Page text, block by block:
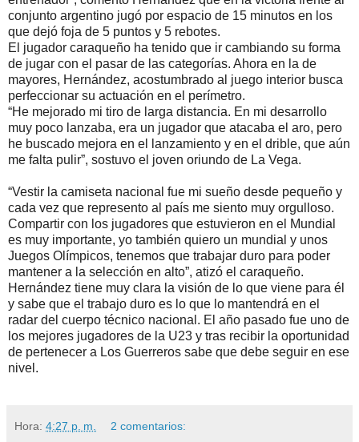
conjunto argentino jugó por espacio de 15 minutos en los
que dejó foja de 5 puntos y 5 rebotes.
El jugador caraqueño ha tenido que ir cambiando su forma
de jugar con el pasar de las categorías. Ahora en la de
mayores, Hernández, acostumbrado al juego interior busca
perfeccionar su actuación en el perímetro.
“He mejorado mi tiro de larga distancia. En mi desarrollo
muy poco lanzaba, era un jugador que atacaba el aro, pero
he buscado mejora en el lanzamiento y en el drible, que aún
me falta pulir”, sostuvo el joven oriundo de La Vega.
“Vestir la camiseta nacional fue mi sueño desde pequeño y
cada vez que represento al país me siento muy orgulloso.
Compartir con los jugadores que estuvieron en el Mundial
es muy importante, yo también quiero un mundial y unos
Juegos Olímpicos, tenemos que trabajar duro para poder
mantener a la selección en alto”, atizó el caraqueño.
Hernández tiene muy clara la visión de lo que viene para él
y sabe que el trabajo duro es lo que lo mantendrá en el
radar del cuerpo técnico nacional. El año pasado fue uno de
los mejores jugadores de la U23 y tras recibir la oportunidad
de pertenecer a Los Guerreros sabe que debe seguir en ese
nivel.
Hora: 4:27 p. m. 2 comentarios: